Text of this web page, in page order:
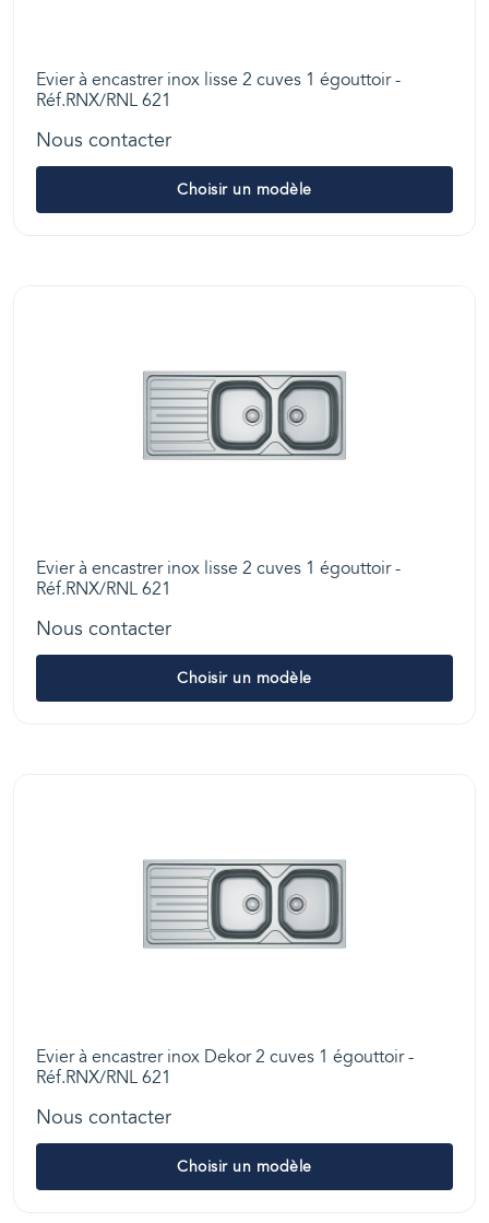
Evier à encastrer inox lisse 2 cuves 1 égouttoir -
Réf.RNX/RNL 621
Nous contacter
Choisir un modèle
Evier à encastrer inox lisse 2 cuves 1 égouttoir -
Réf.RNX/RNL 621
Nous contacter
Choisir un modèle
Evier à encastrer inox Dekor 2 cuves 1 égouttoir -
Réf.RNX/RNL 621
Nous contacter
Choisir un modèle